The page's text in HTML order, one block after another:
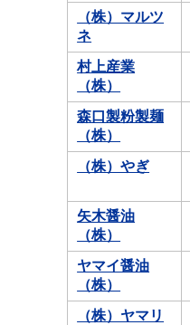
（株）マルツ
ネ
村上産業
（株）
森口製粉製麺
（株）
（株）やぎ
矢木醤油
（株）
ヤマイ醤油
（株）
（株）ヤマリ